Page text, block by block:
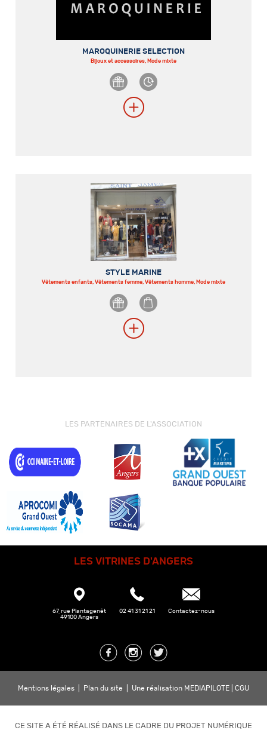
MAROQUINERIE SELECTION
Bijoux et accessoires, Mode mixte
STYLE MARINE
Vêtements enfants, Vêtements femme, Vêtements homme, Mode mixte
LES PARTENAIRES DE L'ASSOCIATION
LES VITRINES D'ANGERS
67, rue Plantagenêt
49100 Angers
02 41 31 21 21 Contactez-nous
Mentions légales Plan du site Une réalisation MEDIAPILOTE CGU
CE SITE A ÉTÉ RÉALISÉ DANS LE CADRE DU PROJET NUMÉRIQUE